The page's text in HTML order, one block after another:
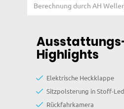
Berechnung durch AH
Highlights
Elektrische Heckklappe
Sitzpolsterung in Stoff-
Rückfahrkamera